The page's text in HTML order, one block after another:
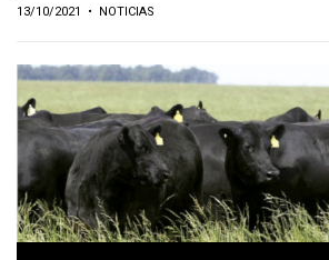
13/10/2021 • NOTICIAS